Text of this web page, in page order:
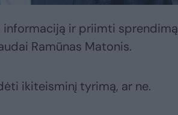
ir priimti
Ramūnas Matonis.
ikiteisminį tyrimą, ar ne.